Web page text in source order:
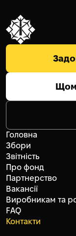
Головна
Збори
Звітність
Про фонд
Партнерство
Вакансії
Виробникам та
FAQ
Контакти